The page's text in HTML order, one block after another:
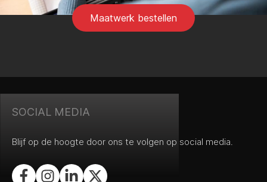
Maatwerk bestellen
SOCIAL MEDIA
Blijf op de hoogte door ons te volgen op social media.